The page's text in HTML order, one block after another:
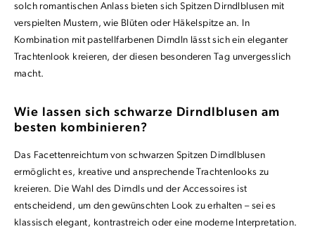
solch romantischen Anlass bieten sich Spitzen Dirndlblusen mit
verspielten Mustern, wie Blüten oder Häkelspitze an. In
Kombination mit pastellfarbenen Dirndln lässt sich ein eleganter
Trachtenlook kreieren, der diesen besonderen Tag unvergesslich
macht.
Wie lassen sich schwarze Dirndlblusen am
besten kombinieren?
Das Facettenreichtum von schwarzen Spitzen Dirndlblusen
ermöglicht es, kreative und ansprechende Trachtenlooks zu
kreieren. Die Wahl des Dirndls und der Accessoires ist
entscheidend, um den gewünschten Look zu erhalten – sei es
klassisch elegant, kontrastreich oder eine moderne Interpretation.